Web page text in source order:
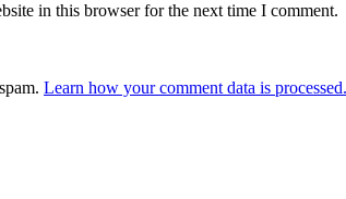
in this browser for the next time I comment.
Learn how your comment data is processed.